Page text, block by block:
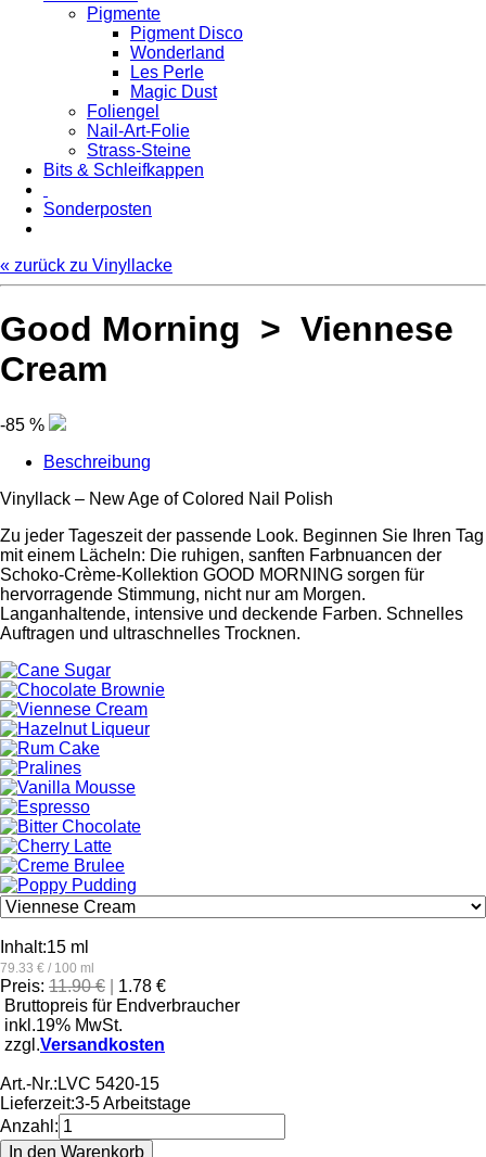
Pigmente
Pigment Disco
Wonderland
Les Perle
Magic Dust
Foliengel
Nail-Art-Folie
Strass-Steine
Bits & Schleifkappen
Sonderposten
« zurück zu Vinyllacke
Good Morning > Viennese
Cream
-85 %
Beschreibung
Vinyllack – New Age of Colored Nail Polish
Zu jeder Tageszeit der passende Look. Beginnen Sie Ihren Tag
mit einem Lächeln: Die ruhigen, sanften Farbnuancen der
Schoko-Crème-Kollektion GOOD MORNING sorgen für
hervorragende Stimmung, nicht nur am Morgen.
Langanhaltende, intensive und deckende Farben. Schnelles
Auftragen und ultraschnelles Trocknen.
Inhalt:15 ml
79.33 € / 100 ml
Preis: 11.90 €
1.78 €
Bruttopreis für Endverbraucher
inkl.19% MwSt.
zzgl.Versandkosten
Art.-Nr.: LVC 5420-15
Lieferzeit:3-5 Arbeitstage
Anzahl: